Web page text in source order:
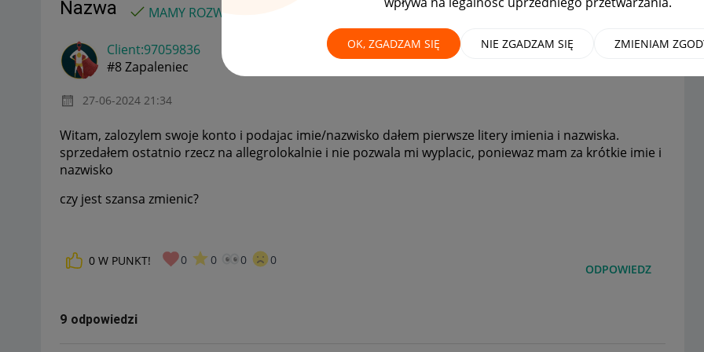
OK, ZGADZAM SIĘ NIE ZGADZAM SIĘ ZMIENIAM
Nazwa MAMY ROZWIĄZANIE!
Client:97059836
#8 Zapaleniec
‎27-06-2024 21:34
Witam, zalozylem swoje konto i podajac imie/nazwisko dałem pierwsze litery imienia i nazwiska.
sprzedałem ostatnio rzecz na allegrolokalnie i nie pozwala mi wyplacic, poniewaz mam za krótkie imie i
nazwisko
czy jest szansa zmienic?
0 W PUNKT! 0 0 0 0
ODPOWIEDZ
9 odpowiedzi